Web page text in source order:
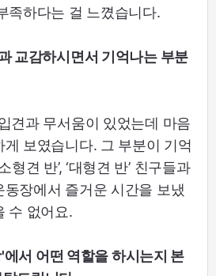
족하다는 걸 느꼈습니다.
교감하시면서 기억나는 부분
견과 무서움이 있었는데 마음
보였습니다. 그 부분이 기억
형견 반’, ‘대형견 반’ 친구들과
장에서 즐거운 시간을 보냈
수 없어요.
서 어떤 역할을 하시는지 본